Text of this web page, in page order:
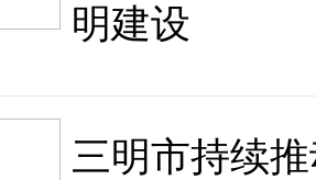
明建设
三明市持续